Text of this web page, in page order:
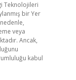
Teknolojileri
bir Yer
veya
Ancak,
kabul